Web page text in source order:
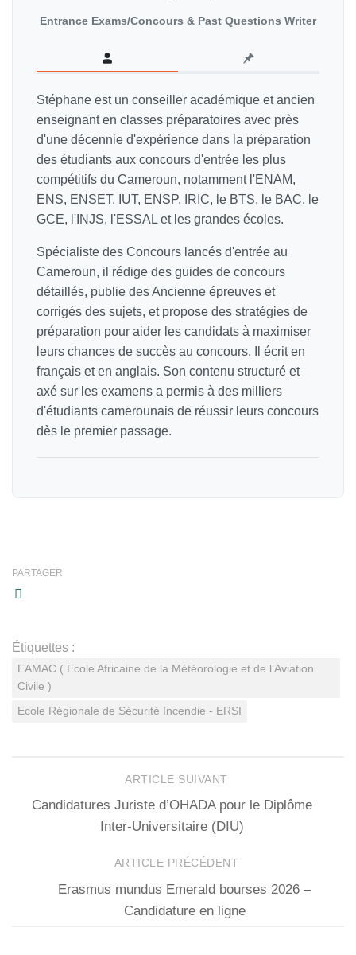
Entrance Exams/Concours & Past Questions Writer
Stéphane est un conseiller académique et ancien
enseignant en classes préparatoires avec près
d'une décennie d'expérience dans la préparation
des étudiants aux concours d'entrée les plus
compétitifs du Cameroun, notamment l'ENAM,
ENS, ENSET, IUT, ENSP, IRIC, le BTS, le BAC, le
GCE, l'INJS, l'ESSAL et les grandes écoles.
Spécialiste des Concours lancés d'entrée au
Cameroun, il rédige des guides de concours
détaillés, publie des Ancienne épreuves et
corrigés des sujets, et propose des stratégies de
préparation pour aider les candidats à maximiser
leurs chances de succès au concours. Il écrit en
français et en anglais. Son contenu structuré et
axé sur les examens a permis à des milliers
d'étudiants camerounais de réussir leurs concours
dès le premier passage.
PARTAGER
Étiquettes :
EAMAC ( Ecole Africaine de la Météorologie et de l’Aviation
Civile )
Ecole Régionale de Sécurité Incendie - ERSI
ARTICLE SUIVANT
Candidatures Juriste d’OHADA pour le Diplôme
Inter-Universitaire (DIU)
ARTICLE PRÉCÉDENT
Erasmus mundus Emerald bourses 2026 –
Candidature en ligne